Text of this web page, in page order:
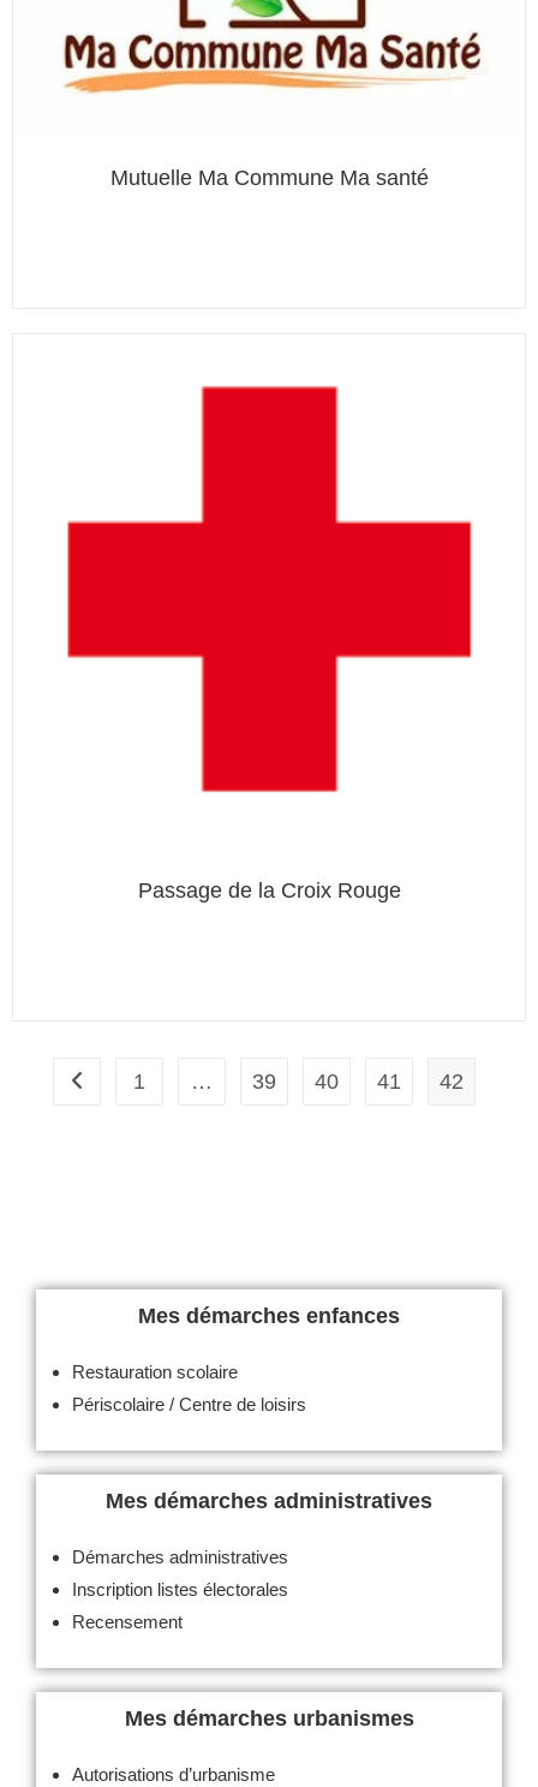
Mutuelle Ma Commune Ma santé
Passage de la Croix Rouge
1 … 39 40 41 42
Mes démarches enfances
Restauration scolaire
Périscolaire / Centre de loisirs
Mes démarches administratives
Démarches administratives
Inscription listes électorales
Recensement
Mes démarches urbanismes
Autorisations d’urbanisme